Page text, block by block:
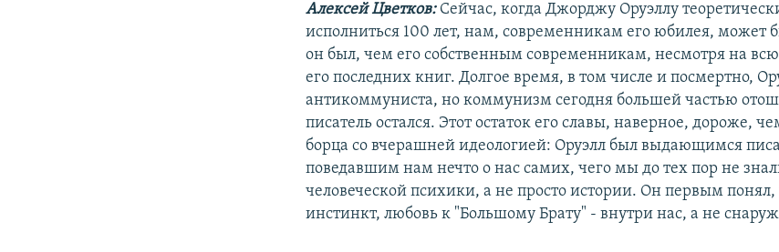
Алексей Цветков:Сейчас, когда Джорджу Оруэллу
исполниться 100 лет, нам, современникам его юбилея, может
он был, чем его собственным современникам, несмотря на
его последних книг. Долгое время, в том числе и посмертно,
антикоммуниста, но коммунизм сегодня большей частью
писатель остался. Этот остаток его славы, наверное, дороже,
борца со вчерашней идеологией: Оруэлл был выдающимся
поведавшим нам нечто о нас самих, чего мы до тех пор не
человеческой психики, а не просто истории. Он первым
инстинкт, любовь к "Большому Брату" - внутри нас, а не